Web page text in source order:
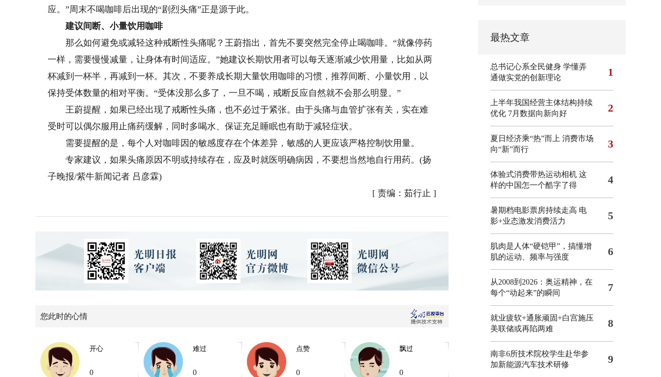
应。”周末不喝咖啡后出现的“剧烈头痛”正是源于此。
建议间断、小量饮用咖啡
那么如何避免或减轻这种戒断性头痛呢？王蔚指出，首先不要突然完全停止喝咖啡。“就像停药
一样，需要慢慢减量，让身体有时间适应。”她建议长期饮用者可以每天逐渐减少饮用量，比如从两
杯减到一杯半，再减到一杯。其次，不要养成长期大量饮用咖啡的习惯，推荐间断、小量饮用，以
保持受体数量的相对平衡。“受体没那么多了，一旦不喝，戒断反应自然就不会那么明显。”
王蔚提醒，如果已经出现了戒断性头痛，也不必过于紧张。由于头痛与血管扩张有关，实在难
受时可以偶尔服用止痛药缓解，同时多喝水、保证充足睡眠也有助于减轻症状。
需要提醒的是，每个人对咖啡因的敏感度存在个体差异，敏感的人更应该严格控制饮用量。
专家建议，如果头痛原因不明或持续存在，应及时就医明确病因，不要想当然地自行用药。(扬
子晚报/紫牛新闻记者 吕彦霖)
[ 责编：茹行止 ]
您此时的心情
开心
0
难过
0
点赞
0
飘过
0
最热文章
总书记心系全民健身 学懂弄
通做实党的创新理论
1
上半年我国经营主体结构持续
优化 7月数据向新向好 2
夏日经济乘“热”而上 消费市场
向“新”而行
3
体验式消费带热运动相机 这
样的中国怎一个酷字了得
4
暑期档电影票房持续走高 电
影+业态激发消费活力
5
肌肉是人体“硬铠甲”，搞懂增
肌的运动、频率与强度
6
从2008到2026：奥运精神，在
每个“动起来”的瞬间
7
就业疲软+通胀顽固+白宫施压
美联储或再陷两难
8
南非6所技术院校学生赴华参
加新能源汽车技术研修
9